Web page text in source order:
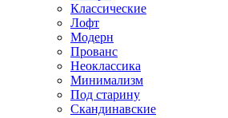
Классические
Лофт
Модерн
Прованс
Неоклассика
Минимализм
Под старину
Скандинавские